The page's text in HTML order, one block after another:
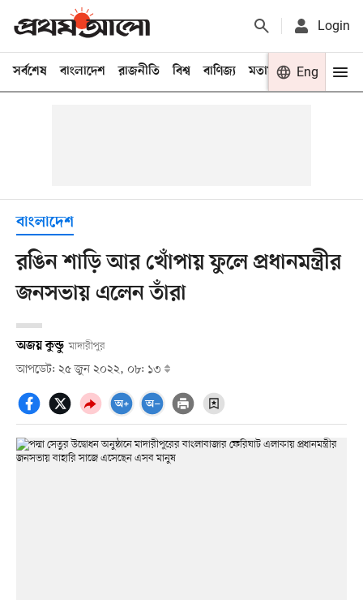
Login
সর্বশেষ বাংলাদেশ রাজনীতি বিশ্ব বাণিজ্য মতামত খেলা
Eng
বাংলাদেশ
রঙিন শাড়ি আর খোঁপায় ফুলে প্রধানমন্ত্রীর
জনসভায় এলেন তাঁরা
অজয় কুন্ডু মাদারীপুর
আপডেট: ২৫ জুন ২০২২, ০৮: ১৩